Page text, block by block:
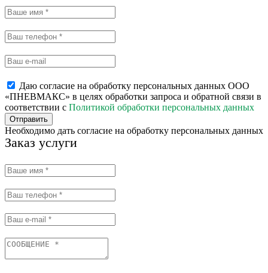
Даю согласие на обработку персональных данных ООО
«ПНЕВМАКС» в целях обработки запроса и обратной связи в
соответствии с Политикой обработки персональных данных
Отправить
Необходимо дать согласие на обработку персональных данных
Заказ услуги